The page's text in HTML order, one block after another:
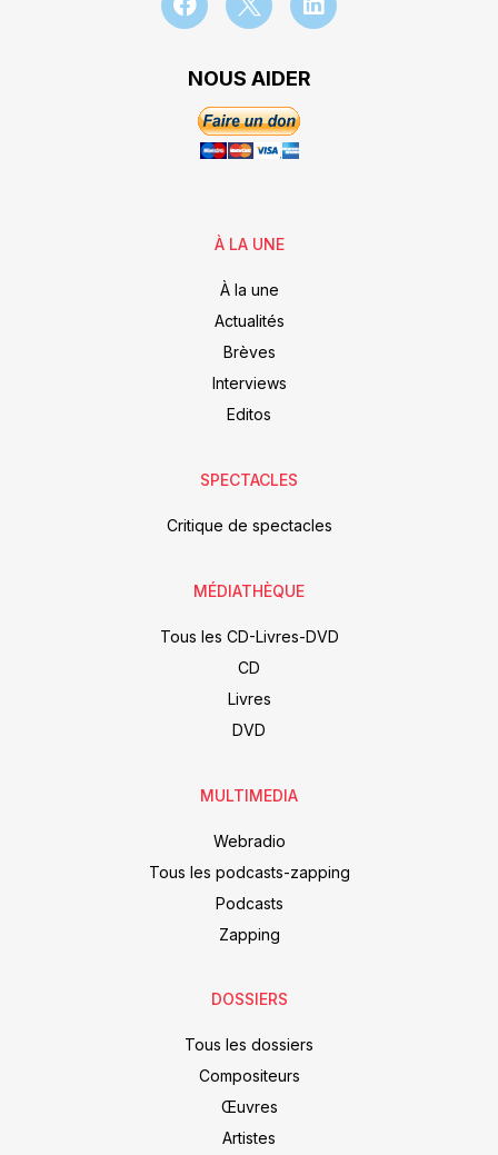
NOUS AIDER
À LA UNE
À la une
Actualités
Brèves
Interviews
Editos
SPECTACLES
Critique de spectacles
MÉDIATHÈQUE
Tous les CD-Livres-DVD
CD
Livres
DVD
MULTIMEDIA
Webradio
Tous les podcasts-zapping
Podcasts
Zapping
DOSSIERS
Tous les dossiers
Compositeurs
Œuvres
Artistes